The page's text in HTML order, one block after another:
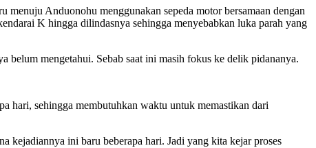
Anduonohu menggunakan sepeda motor bersamaan dengan
K hingga dilindasnya sehingga menyebabkan luka parah yang
mengetahui. Sebab saat ini masih fokus ke delik pidananya.
hari, sehingga membutuhkan waktu untuk memastikan dari
kejadiannya ini baru beberapa hari. Jadi yang kita kejar proses